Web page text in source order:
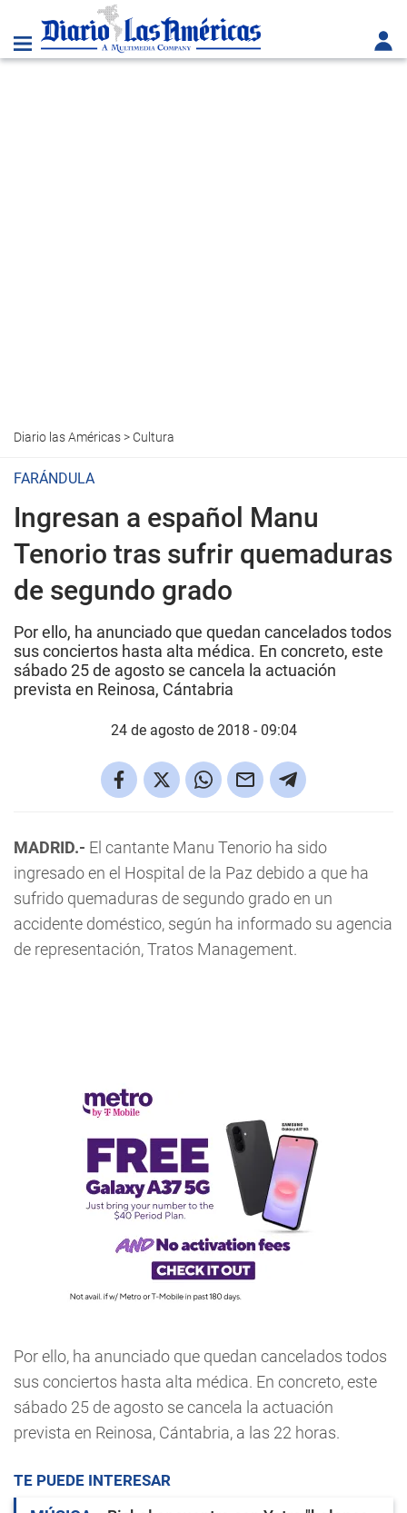
Diario las Américas> Cultura
FARÁNDULA
Ingresan a español Manu
Tenorio tras sufrir quemaduras
de segundo grado
Por ello, ha anunciado que quedan cancelados todos
sus conciertos hasta alta médica. En concreto, este
sábado 25 de agosto se cancela la actuación
prevista en Reinosa, Cántabria
24 de agosto de 2018 - 09:04
MADRID.- El cantante Manu Tenorio ha sido
ingresado en el Hospital de la Paz debido a que ha
sufrido quemaduras de segundo grado en un
accidente doméstico, según ha informado su agencia
de representación, Tratos Management.
Por ello, ha anunciado que quedan cancelados todos
sus conciertos hasta alta médica. En concreto, este
sábado 25 de agosto se cancela la actuación
prevista en Reinosa, Cántabria, a las 22 horas.
TE PUEDE INTERESAR